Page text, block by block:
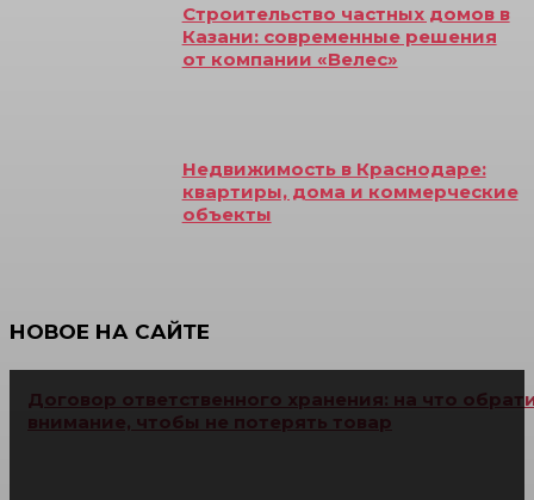
Строительство частных домов в
Казани: современные решения
от компании «Велес»
Недвижимость в Краснодаре:
квартиры, дома и коммерческие
объекты
НОВОЕ НА САЙТЕ
Договор ответственного хранения: на что
внимание, чтобы не потерять товар